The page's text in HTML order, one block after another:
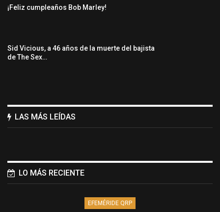
¡Feliz cumpleaños Bob Marley!
Sid Vicious, a 46 años de la muerte del bajista
de The Sex…
LAS MÁS LEÍDAS
LO MÁS RECIENTE
EFEMÉRIDE QRP